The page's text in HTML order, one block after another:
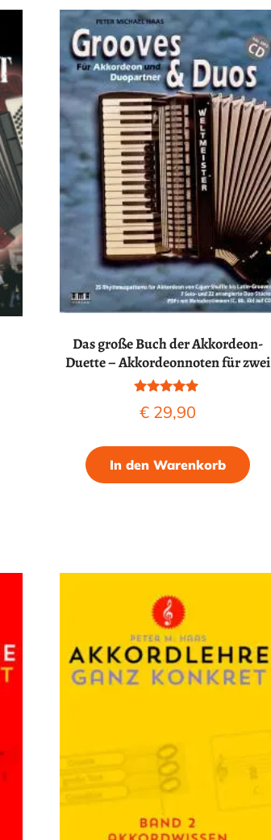
Das große Buch der Akkordeon-
Duette – Akkordeonnoten für zwei
Bewertet mit
5.00
€ 29,90
In den Warenkorb